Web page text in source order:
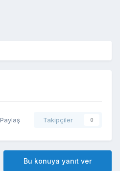
Paylaş Takipçiler 0
Bu konuya yanıt ver